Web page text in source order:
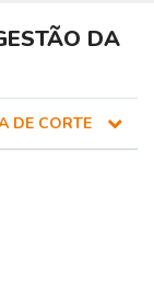
DA
DE CORTE